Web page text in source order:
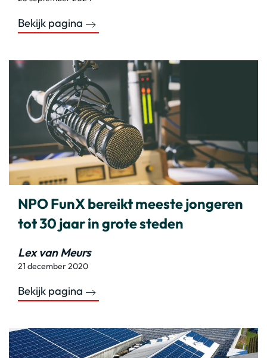
Bekijk pagina
NPO FunX bereikt meeste jongeren
tot 30 jaar in grote steden
Lex van Meurs
21 december 2020
Bekijk pagina